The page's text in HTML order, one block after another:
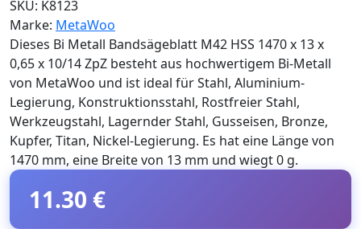
SKU: K8123
Marke: MetaWoo
Dieses Bi Metall Bandsägeblatt M42 HSS 1470 x 13 x
0,65 x 10/14 ZpZ besteht aus hochwertigem Bi-Metall
von MetaWoo und ist ideal für Stahl, Aluminium-
Legierung, Konstruktionsstahl, Rostfreier Stahl,
Werkzeugstahl, Lagernder Stahl, Gusseisen, Bronze,
Kupfer, Titan, Nickel-Legierung. Es hat eine Länge von
1470 mm, eine Breite von 13 mm und wiegt 0 g.
11.30 €